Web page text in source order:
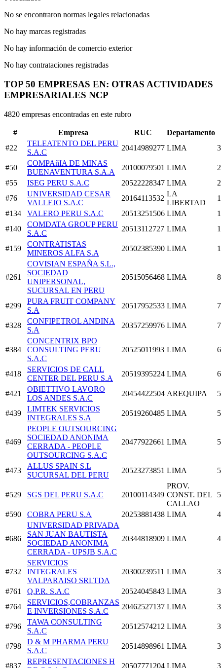
No se encontraron normas legales relacionadas
No hay marcas registradas
No hay información de comercio exterior
No hay contrataciones registradas
TOP 50 EMPRESAS EN: OTRAS ACTIVIDADES
EMPRESARIALES NCP
4820 empresas encontradas en este rubro
# Empresa RUC
Departamento
#22
TELEATENTO DEL PERU
S.A.C
20414989277 LIMA
#50
COMPAñIA DE MINAS
BUENAVENTURA S.A.A
20100079501 LIMA
#55
ISEG PERU S.A.C 20522228347 LIMA
#76
UNIVERSIDAD CESAR
VALLEJO S.A.C
20164113532
LA
LIBERTAD
#134
VALERO PERU S.A.C 20513251506 LIMA
#140
COMDATA GROUP PERU
S.A.C
20513112727 LIMA
#159
CONTRATISTAS
MINEROS ALFA S.A
20502385390 LIMA
#261
COVISIAN ESPAÑA S.L.,
SOCIEDAD
UNIPERSONAL,
SUCURSAL EN PERU
20515056468 LIMA
#299
PURA FRUIT COMPANY
S.A
20517952533 LIMA
#328
CONFIPETROL ANDINA
S.A
20357259976 LIMA
#384
CONCENTRIX BPO
CONSULTING PERU
S.A.C
20525011993 LIMA
#418
SERVICIOS DE CALL
CENTER DEL PERU S.A
20519395224 LIMA
#421
OBIETTIVO LAVORO
LOS ANDES S.A.C
20454422504 AREQUIPA
#439
LIMTEK SERVICIOS
INTEGRALES S.A
20519260485 LIMA
#469
PEOPLE OUTSOURCING
SOCIEDAD ANONIMA
CERRADA - PEOPLE
OUTSOURCING S.A.C
20477922661 LIMA
#473
ALLUS SPAIN S.L
SUCURSAL DEL PERU
20523273851 LIMA
#529 SGS DEL PERU S.A.C 20100114349
PROV.
CONST. DEL
CALLAO
#590 COBRA PERU S.A 20253881438 LIMA
#686
UNIVERSIDAD PRIVADA
SAN JUAN BAUTISTA
SOCIEDAD ANONIMA
CERRADA - UPSJB S.A.C
20344818909 LIMA
#732
SERVICIOS
INTEGRALES
VALPARAISO SRLTDA
20300239511 LIMA
#761 Q.P.R. S.A.C 20524045843 LIMA
#764
SERVICIOS,COBRANZAS
E INVERSIONES S.A.C
20462527137 LIMA
#796
TAWA CONSULTING
S.A.C
20512574212 LIMA
#798
D & M PHARMA PERU
S.A.C
20514898961 LIMA
#837
REPRESENTACIONES H
20507771204 LIMA